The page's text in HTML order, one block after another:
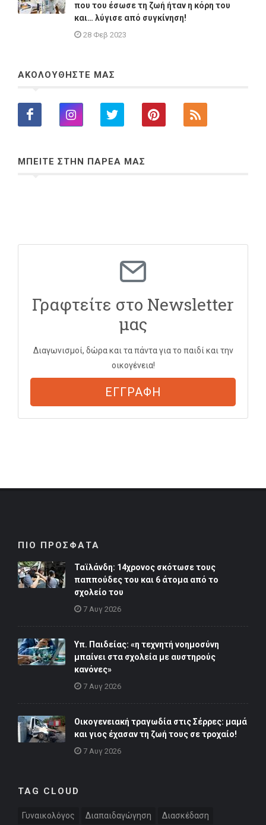
που του έσωσε τη ζωή ήταν η κόρη του
και… λύγισε από συγκίνηση!
28 Φεβ 2023
ΑΚΟΛΟΥΘΗΣΤΕ ΜΑΣ
ΜΠΕΙΤΕ ΣΤΗΝ ΠΑΡΕΑ ΜΑΣ
Γραφτείτε στο Newsletter
μας
Διαγωνισμοί, δώρα και τα πάντα για το παιδί και την
οικογένεια!
ΕΓΓΡΑΦΗ
ΠΙΟ ΠΡΟΣΦΑΤΑ
Ταϊλάνδη: 14χρονος σκότωσε τους
παππούδες του και 6 άτομα από το
σχολείο του
7 Αυγ 2026
Υπ. Παιδείας: «η τεχνητή νοημοσύνη
μπαίνει στα σχολεία με αυστηρούς
κανόνες»
7 Αυγ 2026
Οικογενειακή τραγωδία στις Σέρρες: μαμά
και γιος έχασαν τη ζωή τους σε τροχαίο!
7 Αυγ 2026
TAG CLOUD
Γυναικολόγος Διαπαιδαγώγηση Διασκέδαση